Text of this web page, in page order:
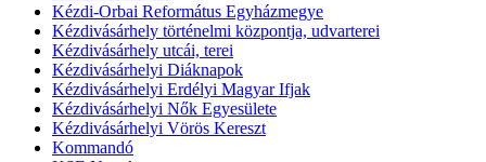
Kézdi-Orbai Református Egyházmegye
Kézdivásárhely történelmi központja, udvarterei
Kézdivásárhely utcái, terei
Kézdivásárhelyi Diáknapok
Kézdivásárhelyi Erdélyi Magyar Ifjak
Kézdivásárhelyi Nők Egyesülete
Kézdivásárhelyi Vörös Kereszt
Kommandó